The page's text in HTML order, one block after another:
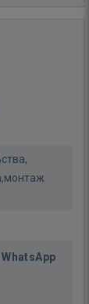
WhatsApp